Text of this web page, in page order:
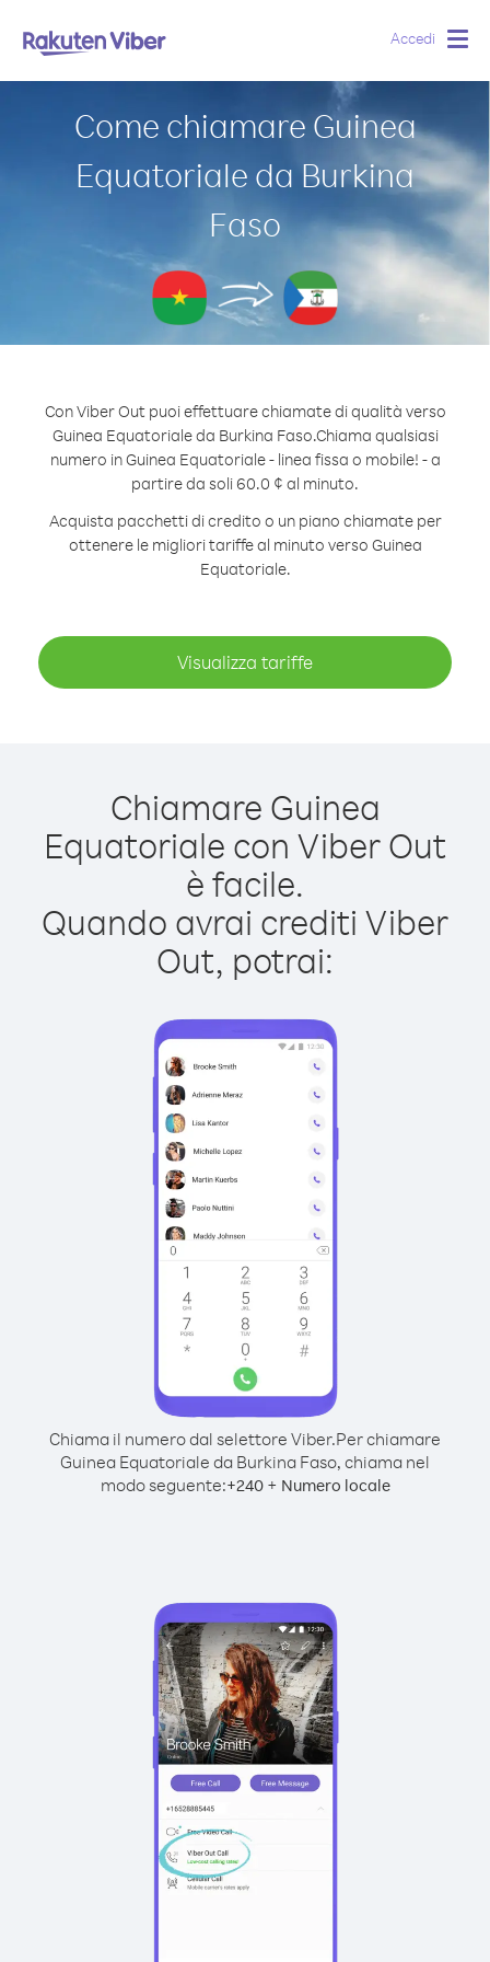
Accedi
Come chiamare Guinea
Equatoriale da Burkina
Faso
Con Viber Out puoi effettuare chiamate di qualità verso
Guinea Equatoriale da Burkina Faso.Chiama qualsiasi
numero in Guinea Equatoriale - linea fissa o mobile! - a
partire da soli 60.0 ¢ al minuto.
Acquista pacchetti di credito o un piano chiamate per
ottenere le migliori tariffe al minuto verso Guinea
Equatoriale.
Visualizza tariffe
Chiamare Guinea
Equatoriale con Viber Out
è facile.
Quando avrai crediti Viber
Out, potrai:
Chiama il numero dal selettore Viber.Per chiamare
Guinea Equatoriale da Burkina Faso, chiama nel
modo seguente:+240+ Numero locale